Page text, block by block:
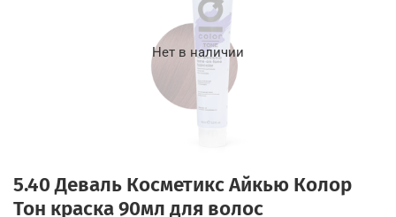
Нет в наличии
5.40 Деваль Косметикс Айкью Колор
Тон краска 90мл для волос